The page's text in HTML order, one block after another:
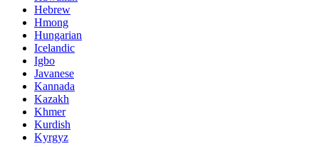
Hebrew
Hmong
Hungarian
Icelandic
Igbo
Javanese
Kannada
Kazakh
Khmer
Kurdish
Kyrgyz